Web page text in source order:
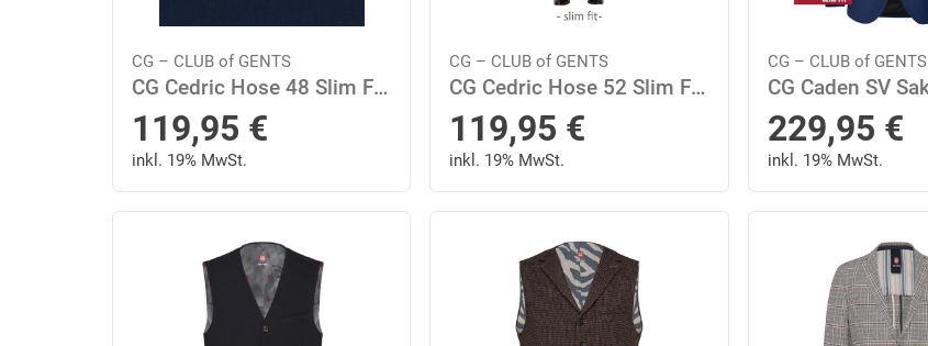
CG – CLUB of GENTS
CG Cedric Hose 48 Slim Fit - Blau Mittel
119,95 €
inkl. 19% MwSt.
CG – CLUB of GENTS
CG Cedric Hose 52 Slim Fit - Schwarz
119,95 €
inkl. 19% MwSt.
CG – CLUB of GENTS
229,95 €
inkl. 19% MwSt.